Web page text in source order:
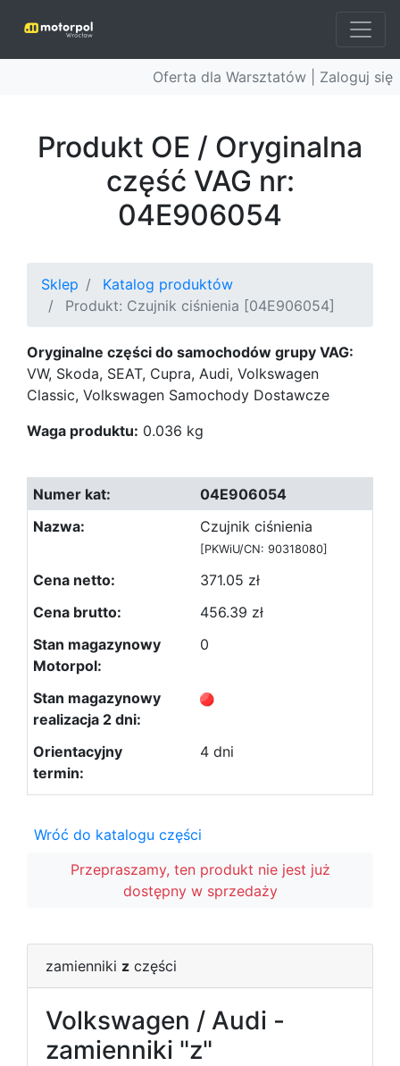
Oferta dla Warsztatów | Zaloguj się
Produkt OE / Oryginalna
część VAG nr:
04E906054
Sklep
Katalog produktów
Produkt: Czujnik ciśnienia [04E906054]
Oryginalne części do samochodów grupy VAG:
VW, Skoda, SEAT, Cupra, Audi, Volkswagen
Classic, Volkswagen Samochody Dostawcze
Waga produktu: 0.036 kg
04E906054
Czujnik ciśnienia
[PKWiU/CN: 90318080]
371.05 zł
456.39 zł
0
4 dni
Wróć do katalogu części
Przepraszamy, ten produkt nie jest już
dostępny w sprzedaży
zamienniki z części
Volkswagen / Audi -
zamienniki "z"